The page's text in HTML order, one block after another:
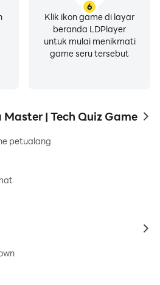
6
Klik ikon game di layar
beranda LDPlayer
untuk mulai menikmati
game seru tersebut
| Tech Quiz Game to
petualang
to